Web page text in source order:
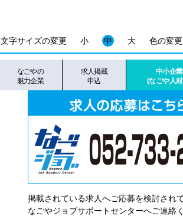
色の変更
文字サイズの変更 小 中 大
なごやの
魅力企業
求人掲載
申込
中小企
(なごや人
掲載されている求人へご応募を検討され
なごやジョブサポートセンターへご連絡